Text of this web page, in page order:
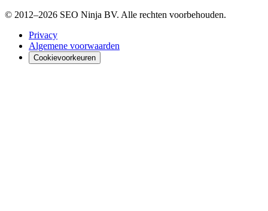
© 2012–2026 SEO Ninja BV. Alle rechten voorbehouden.
Privacy
Algemene voorwaarden
Cookievoorkeuren